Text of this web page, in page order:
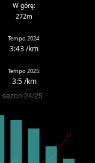
W górę:
272m
Tempo 2024:
3:43 /km
Tempo 2025:
3:5 /km